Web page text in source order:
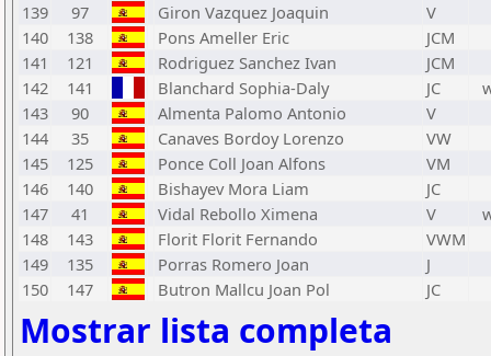
139
97 Giron Vazquez Joaquin
V
140
138 Pons Ameller Eric
JCM
141
121 Rodriguez Sanchez Ivan
JCM
142
141 Blanchard Sophia-Daly JC
143
90 Almenta Palomo Antonio
V
144
35 Canaves Bordoy Lorenzo
VW
145
125 Ponce Coll Joan Alfons
VM
146
140 Bishayev Mora Liam
JC
147
41 Vidal Rebollo Ximena V
148
143 Florit Florit Fernando
VWM
149
135 Porras Romero Joan
J
150
147 Butron Mallcu Joan Pol JC
Mostrar lista completa